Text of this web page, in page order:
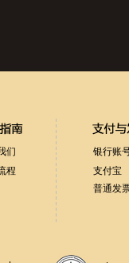
们
程
银行账
支付宝
普通发